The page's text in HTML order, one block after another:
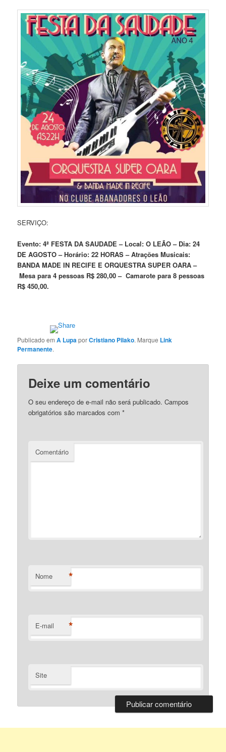
SERVIÇO:
Evento: 4ª FESTA DA SAUDADE – Local: O LEÃO – Dia: 24
DE AGOSTO –Horário: 22 HORAS –Atrações Musicais:
BANDA MADE IN RECIFE E ORQUESTRA SUPER OARA –
Mesa para 4 pessoas R$ 280,00 – Camarote para 8 pessoas
R$ 450,00.
Publicado emA LupaporCristiano Pilako. Marque Link
Permanente.
Deixe um comentário
O seu endereço de e-mail não será publicado. Campos
obrigatórios são marcados com*
Comentário
Nome *
E-mail *
Site